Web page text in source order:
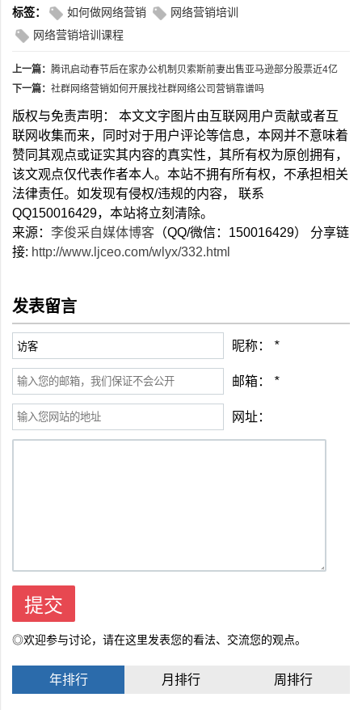
标签： 如何做网络营销
网络营销培训
网络营销培训课程
上一篇： 腾讯启动春节后在家办公机制贝索斯前妻出售亚马逊部分股票近4亿
下一篇： 社群网络营销如何开展找社群网络公司营销靠谱吗
版权与免责声明： 本文文字图片由互联网用户贡献或者互
联网收集而来，同时对于用户评论等信息，本网并不意味着
赞同其观点或证实其内容的真实性，其所有权为原创拥有，
该文观点仅代表作者本人。本站不拥有所有权，不承担相关
法律责任。如发现有侵权/违规的内容， 联系
QQ150016429，本站将立刻清除。
来源： 李俊采自媒体博客 （QQ/微信：150016429） 分享链
接: http://www.ljceo.com/wlyx/332.html
发表留言
昵称： *
邮箱： *
网址：
◎欢迎参与讨论，请在这里发表您的看法、交流您的观点。
年排行 月排行 周排行